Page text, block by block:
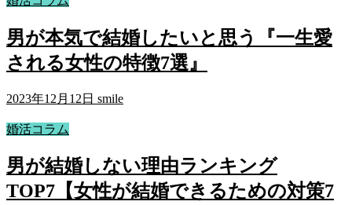
男が本気で結婚したいと思う『一生愛
される女性の特徴7選』
2023年12月12日 smile
婚活コラム
男が結婚しない理由ランキング
TOP7【女性が結婚できるための対策7